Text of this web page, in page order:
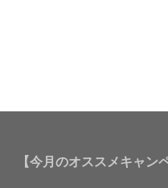
【今月のオススメキャン